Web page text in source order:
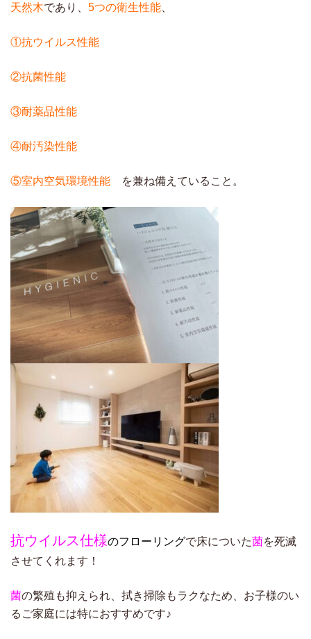
天然木であり、 5つの衛生性能
①抗ウイルス性能
②抗菌性能
③耐薬品性能
④耐汚染性能
⑤室内空気環境性能 を兼ね備えていること。
抗ウイルス仕様のフローリングで床についた菌を死滅
させてくれます！
菌の繁殖も抑えられ、拭き掃除もラクなため、お子様のい
るご家庭には特におすすめです♪